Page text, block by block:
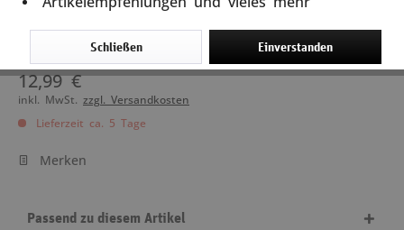
Verfügung!
12,99 €
inkl. MwSt. zzgl. Versandkosten
Lieferzeit ca. 5 Tage
Merken
Passend zu diesem Artikel
Einverstanden
Schließen